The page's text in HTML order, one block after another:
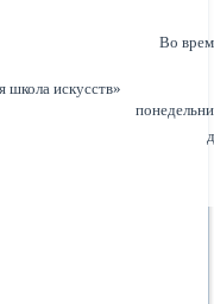
искусств»
Во